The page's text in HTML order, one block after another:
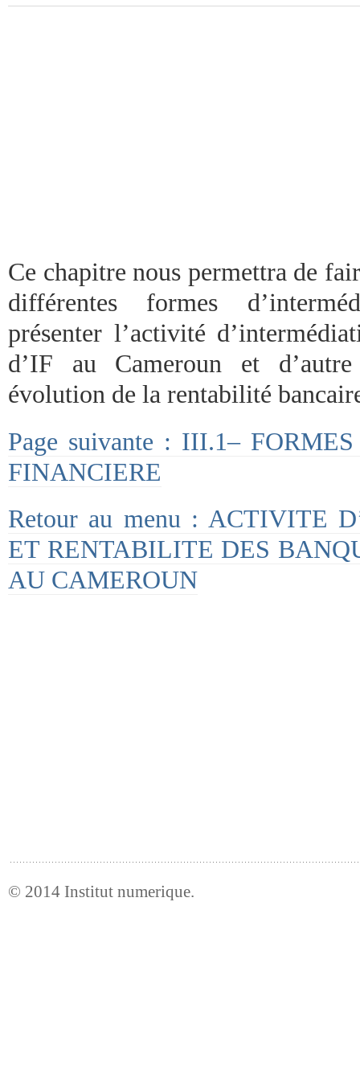
Ce chapitre nous permettra de
différentes formes
présenter l’activité
d’IF au Cameroun et
évolution de la rentabilité
Page suivante : III.1–
FINANCIERE
Retour au menu : ACTIVITE
ET RENTABILITE DES
AU CAMEROUN
© 2014 Institut numerique.